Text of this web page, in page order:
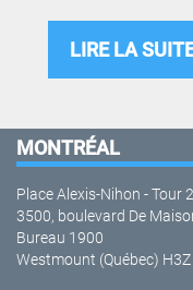
LIRE LA
MONTRÉAL
Place Alexis-Nihon - Tour 2
3500, boulevard De
Bureau 1900
Westmount (Québec) H3Z